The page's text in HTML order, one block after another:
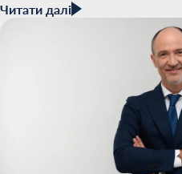
Читати далі